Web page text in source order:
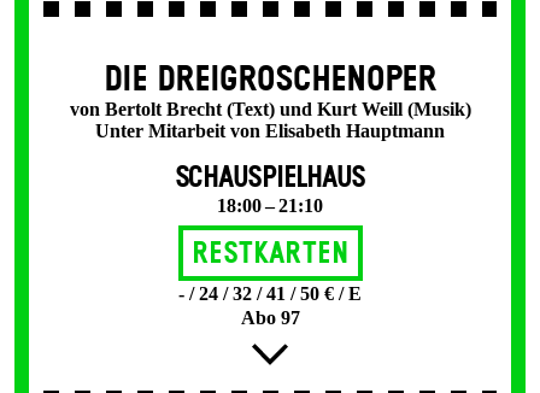
DIE DREI­GROSCHEN­OPER
von Bertolt Brecht (Text) und Kurt Weill (Musik)
Unter Mitarbeit von Elisabeth Hauptmann
SCHAUSPIELHAUS
18:00 – 21:10
Restkarten
- / 24 / 32 / 41 / 50 € / E
Abo 97